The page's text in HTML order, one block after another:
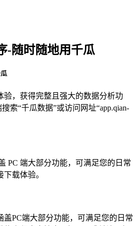
-随时随地用千瓜
验，获得完整且强大的数据分析功
搜索“千瓜数据”或访问网址“app.qian-
PC 端大部分功能，可满足您的日常
载体验。
盖PC端大部分功能，可满足您的日常